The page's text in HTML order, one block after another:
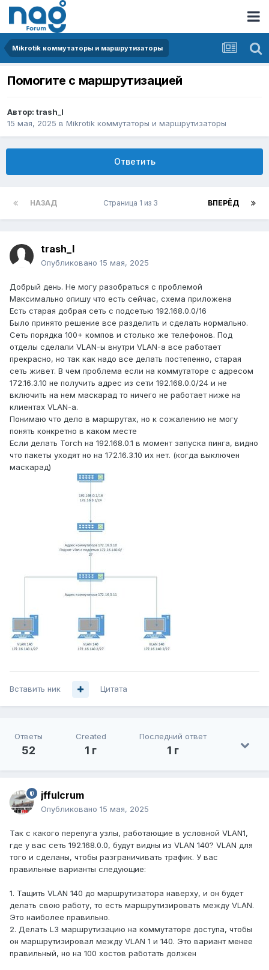
Mikrotik коммутаторы и маршрутизаторы
Помогите с маршрутизацией
Автор: trash_l
15 мая, 2025 в Mikrotik коммутаторы и маршрутизаторы
Ответить
НАЗАД ВПЕРЁД
Страница 1 из 3
trash_l
Опубликовано 15 мая, 2025
Добрый день. Не могу разобраться с проблемой
Максимально опишу что есть сейчас, схема приложена
Есть старая добрая сеть с подсетью 192.168.0.0/16
Было принято решение все разделить и сделать нормально.
Сеть порядка 100+ компов и столько же телефонов. Под
отделы сделали VLAN-ы внутри VLAN-а все работает
прекрасно, но так как надо все делать постепенно, старая
сеть живет. В чем проблема если на коммутаторе с адресом
172.16.3.10 не получить адрес из сети 192.168.0.0/24 и не
включить на нем маскарад то ничего не работает ниже на
клиентах VLAN-а.
Понимаю что дело в маршрутах, но к сожалению не могу
понять конкретно в каком месте
Если делать Torch на 192.168.0.1 в момент запуска пинга, видно
что пакеты уходят но на 172.16.3.10 их нет. (когда выключен
маскарад)
Вставить ник Цитата
Ответы
52
Created
1 г
Последний ответ
1 г
jffulcrum
Опубликовано 15 мая, 2025
Так с какого перепуга узлы, работающие в условной VLAN1,
где у вас сеть 192.168.0.0, будут видны из VLAN 140? VLAN для
того и сделаны, чтобы разграничивать трафик. У вас
правильные варианты следующие:
1. Тащить VLAN 140 до маршрутизатора наверху, и он будет
делать свою работу, то есть маршрутизировать между VLAN.
Это наиболее правильно.
2. Делать L3 маршрутизацию на коммутаторе доступа, чтобы
он маршрутизировал между VLAN 1 и 140. Это вариант менее
правильный, но на 100 хостов работать должен